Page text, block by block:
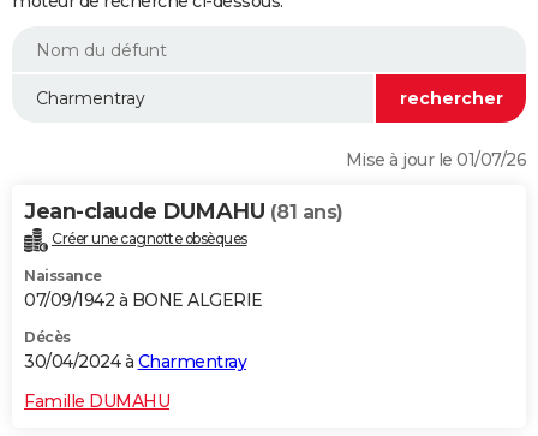
BRICOLAGE
Forum
Aménagement intérieur
Extérieur
Cuisine
Salle de bains
Jardinage
Rangement
WEEK-END
Guides de France
Escapades
Patrimoine
Expositions
Musées
Week-end nature
LIFESTYLE
Alimentation
Guide de la santé
Maladies
Médicaments
Sommeil
VOYAGE
Destinations
City break
Voyage nature
Voyage de noces
Forum
Climat
+PHOTO
GUIDES D'ACHAT
BONS PLANS
CARTE DE VOEUX
Mise à jour le 01/07/26
Jean-claude DUMAHU (81 ans)
Créer une cagnotte obsèques
Naissance
07/09/1942 à BONE ALGERIE
Décès
30/04/2024 à Charmentray
Famille DUMAHU